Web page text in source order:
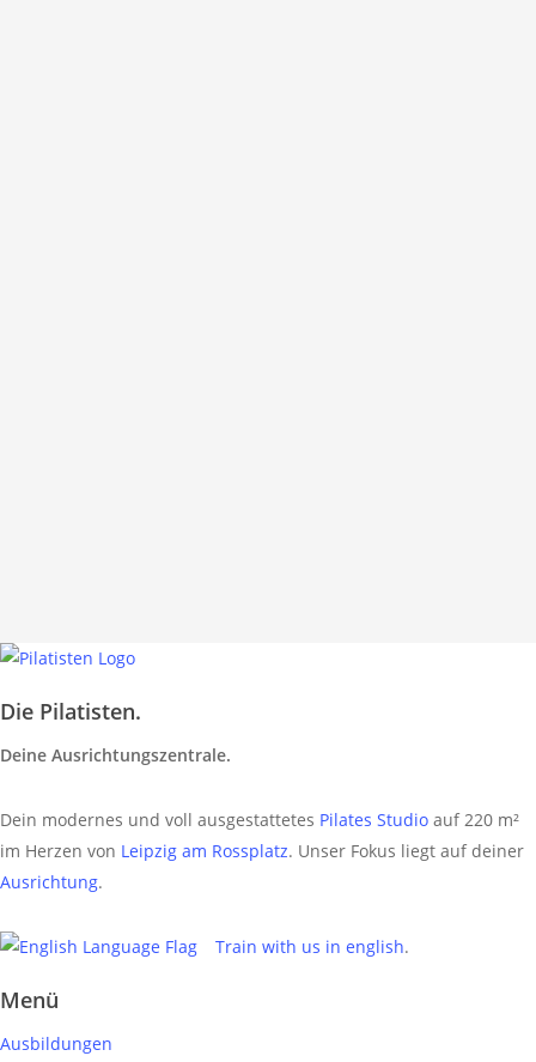
Die Pilatisten.
Deine Ausrichtungszentrale.
Dein modernes und voll ausgestattetes Pilates Studio auf 220 m²
im Herzen von Leipzig am Rossplatz. Unser Fokus liegt auf deiner
Ausrichtung.
Train with us in english.
Menü
Ausbildungen